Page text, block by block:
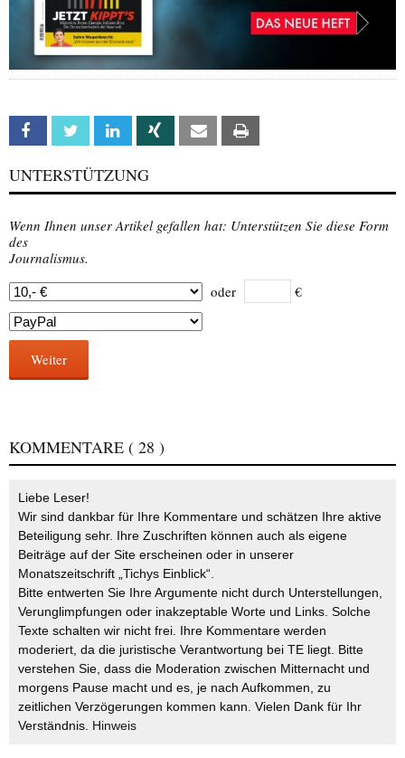
Facebook Twitter Linkedin Xing Email
UNTERSTÜTZUNG
Wenn Ihnen unser Artikel gefallen hat: Unterstützen Sie diese Form
des
Journalismus.
oder
€
Weiter
KOMMENTARE ( 28 )
Liebe Leser!
Wir sind dankbar für Ihre Kommentare und schätzen Ihre aktive
Beteiligung sehr. Ihre Zuschriften können auch als eigene
Beiträge auf der Site erscheinen oder in unserer
Monatszeitschrift „Tichys Einblick“.
Bitte entwerten Sie Ihre Argumente nicht durch Unterstellungen,
Verunglimpfungen oder inakzeptable Worte und Links. Solche
Texte schalten wir nicht frei. Ihre Kommentare werden
moderiert, da die juristische Verantwortung bei TE liegt. Bitte
verstehen Sie, dass die Moderation zwischen Mitternacht und
morgens Pause macht und es, je nach Aufkommen, zu
zeitlichen Verzögerungen kommen kann. Vielen Dank für Ihr
Verständnis. Hinweis